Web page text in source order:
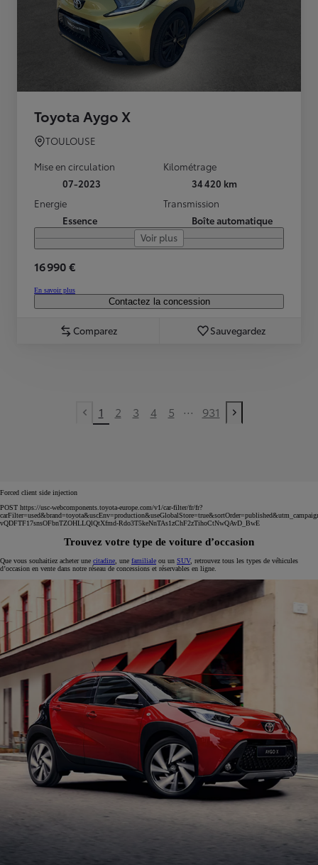
Toyota Aygo X
TOULOUSE
Mise en circulation
07-2023
Kilométrage
34 420 km
Energie
Essence
Transmission
Boîte automatique
Voir plus
16 990 €
En savoir plus
Contactez la concession
Comparez Sauvegardez
Previous page
1 2 3 4 5 ... 931
Next page
Forced client side injection
POST https://usc-webcomponents.toyota-europe.com/v1/car-filter/fr/fr?
vQDFTF17snsOFbnTZOHLLQlQtXfmd-Rdo3T5keNnTAs1zChF2zTihoCtNwQAvD_BwE
Trouvez votre type de voiture d’occasion
Que vous souhaitiez acheter une citadine , une familiale ou un SUV, retrouvez tous les types de véhicules
d’occasion en vente dans notre réseau de concessions et réservables en ligne.